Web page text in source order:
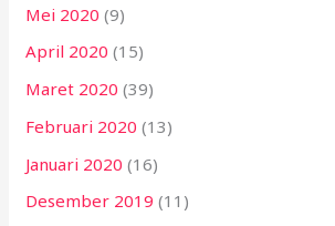
Mei 2020 (9)
April 2020 (15)
Maret 2020 (39)
Februari 2020 (13)
Januari 2020 (16)
Desember 2019 (11)